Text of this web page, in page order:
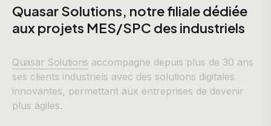
Quasar Solutions, notre filiale dédiée
aux projets MES/SPC des industriels
Quasar Solutions accompagne depuis plus de 30 ans
ses clients industriels avec des solutions digitales
innovantes, permettant aux entreprises de devenir
plus agiles.